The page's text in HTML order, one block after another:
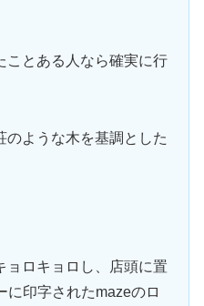
ことある人なら確実に行
のような木を基調とした
ョロキョロし、店頭に置
に印字されたmazeのロ